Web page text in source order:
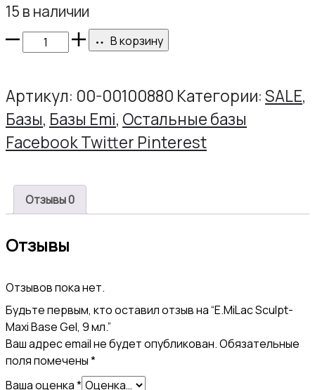
составляла
850 ₽.
15 в наличии
Количество
E.MiLac
Sculpt-
Maxi
Base
В корзину
Артикул: 00-00100880 Категории:SALE,
Базы, Базы Emi, Остальные базы
Share
FacebookTwitter Pinterest
Отзывы0
Отзывы
Отзывов пока нет.
Будьте первым, кто оставил отзыв на “E.MiLac Sculpt-
Maxi Base Gel, 9 мл.”
Ваш адрес email не будет опубликован.Обязательные
поля помечены*
Ваша оценка*